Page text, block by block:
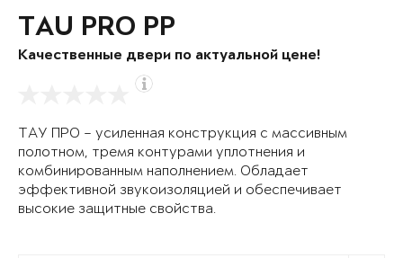
TAU PRO PP
Качественные двери по актуальной цене!
ТАУ ПРО – усиленная конструкция с массивным
полотном, тремя контурами уплотнения и
комбинированным наполнением. Обладает
эффективной звукоизоляцией и обеспечивает
высокие защитные свойства.